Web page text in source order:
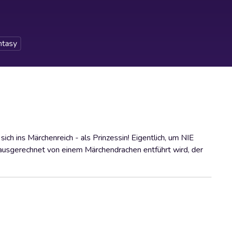
ins Märchenreich - als Prinzessin! Eigentlich, um NIE
von einem Märchendrachen entführt wird, der